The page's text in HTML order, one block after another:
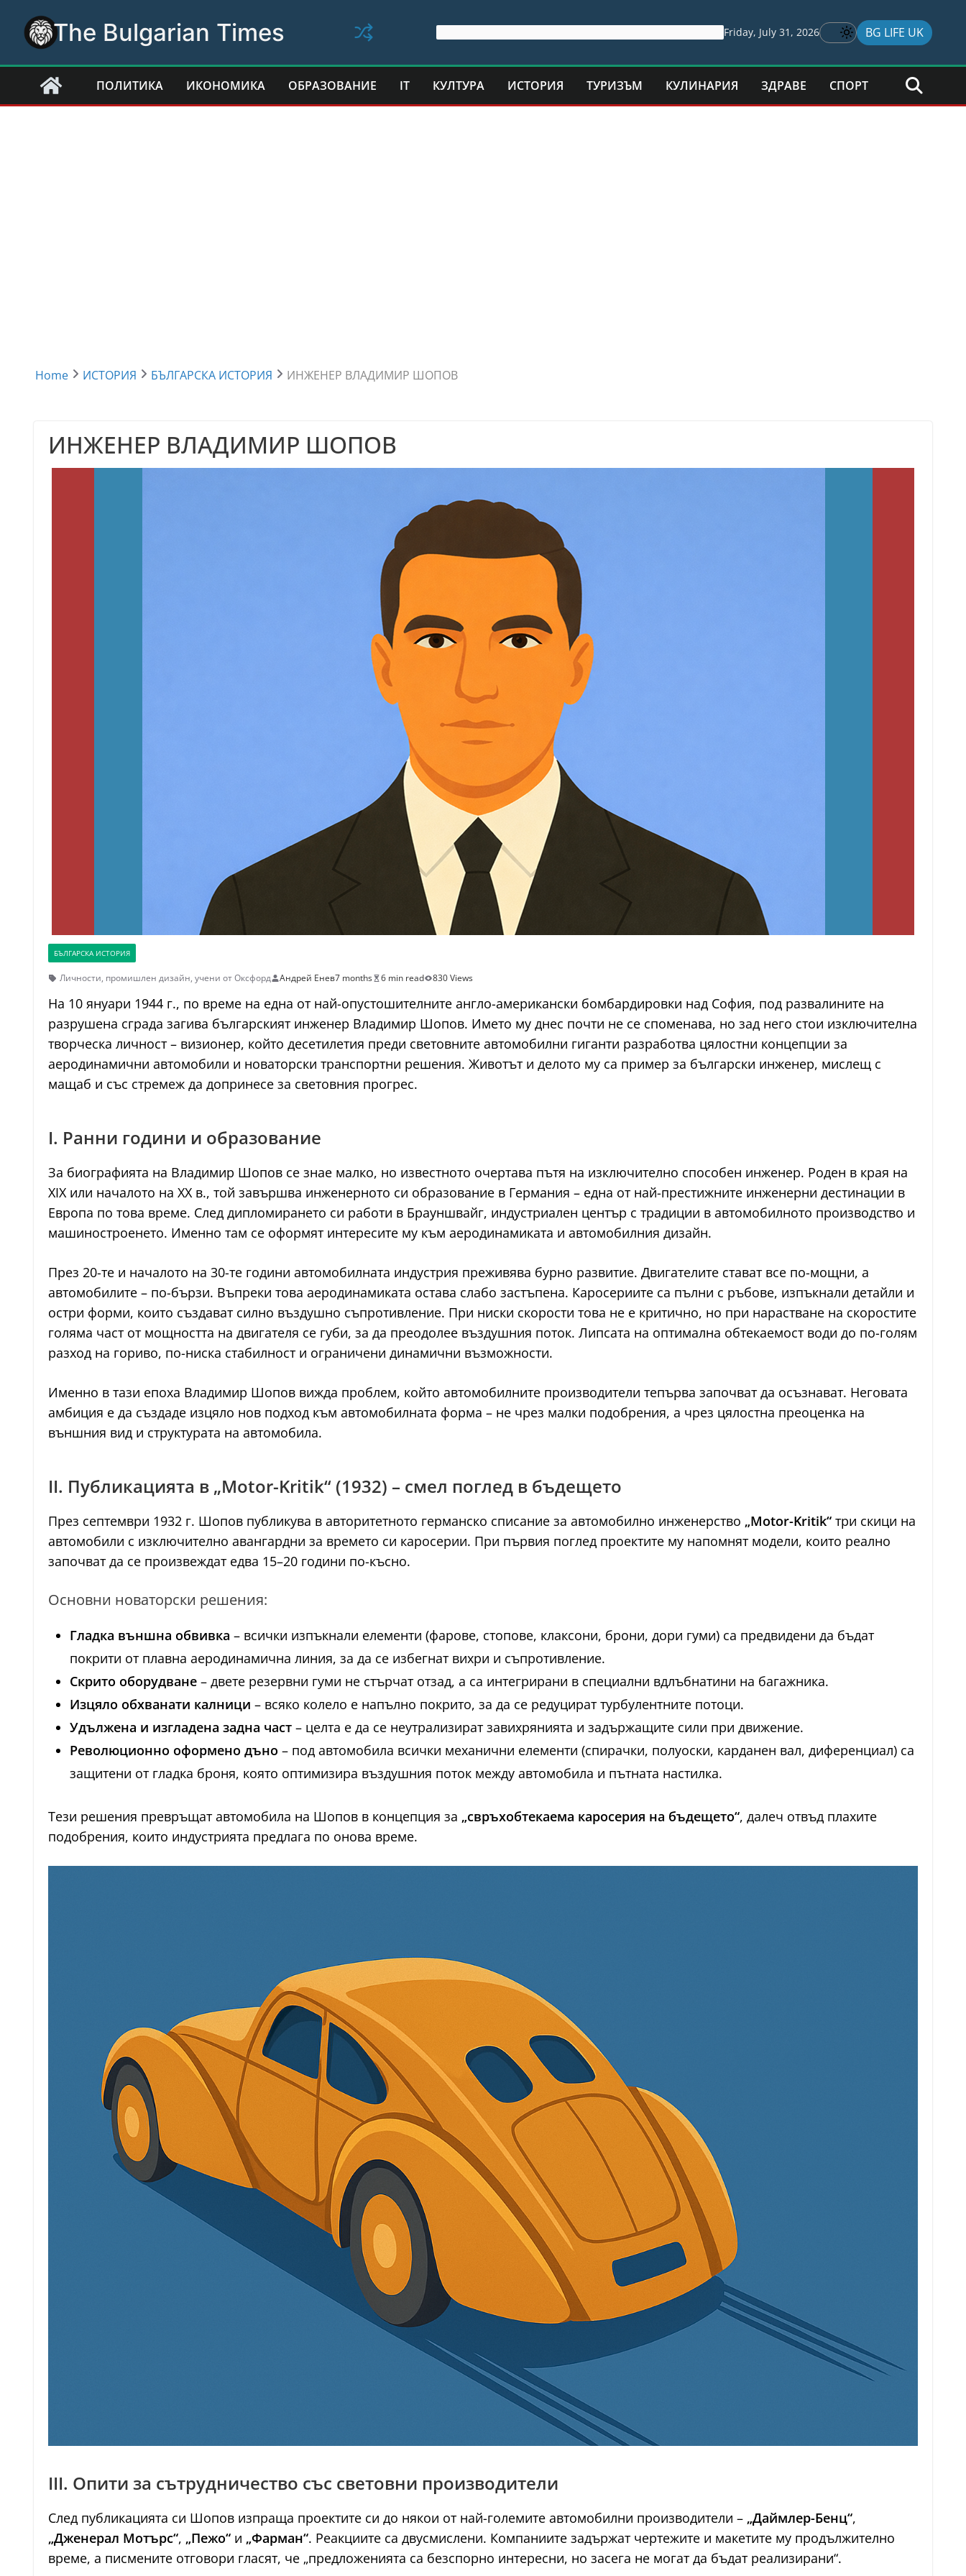
content
The Bulgarian Times Friday, July 31, 2026 BG LIFE UK
ПОЛИТИКА ИКОНОМИКА ОБРАЗОВАНИЕ IT КУЛТУРА ИСТОРИЯ ТУРИЗЪМ КУЛИНАРИЯ ЗДРАВЕ СПОРТ
Home ИСТОРИЯ БЪЛГАРСКА ИСТОРИЯ ИНЖЕНЕР ВЛАДИМИР ШОПОВ
ИНЖЕНЕР ВЛАДИМИР ШОПОВ
БЪЛГАРСКА ИСТОРИЯ
Личности, промишлен дизайн, учени от Оксфорд Андрей Енев7 months 6 min read 830 Views
На 10 януари 1944 г., по време на една от най-опустошителните англо-американски бомбардировки над София, под развалините на
разрушена сграда загива българският инженер Владимир Шопов. Името му днес почти не се споменава, но зад него стои изключителна
творческа личност – визионер, който десетилетия преди световните автомобилни гиганти разработва цялостни концепции за
аеродинамични автомобили и новаторски транспортни решения. Животът и делото му са пример за български инженер, мислещ с
мащаб и със стремеж да допринесе за световния прогрес.
I. Ранни години и образование
За биографията на Владимир Шопов се знае малко, но известното очертава пътя на изключително способен инженер. Роден в края на
XIX или началото на XX в., той завършва инженерното си образование в Германия – една от най-престижните инженерни дестинации в
Европа по това време. След дипломирането си работи в Брауншвайг, индустриален център с традиции в автомобилното производство и
машиностроенето. Именно там се оформят интересите му към аеродинамиката и автомобилния дизайн.
През 20-те и началото на 30-те години автомобилната индустрия преживява бурно развитие. Двигателите стават все по-мощни, а
автомобилите – по-бързи. Въпреки това аеродинамиката остава слабо застъпена. Каросериите са пълни с ръбове, изпъкнали детайли и
остри форми, които създават силно въздушно съпротивление. При ниски скорости това не е критично, но при нарастване на скоростите
голяма част от мощността на двигателя се губи, за да преодолее въздушния поток. Липсата на оптимална обтекаемост води до по-голям
разход на гориво, по-ниска стабилност и ограничени динамични възможности.
Именно в тази епоха Владимир Шопов вижда проблем, който автомобилните производители тепърва започват да осъзнават. Неговата
амбиция е да създаде изцяло нов подход към автомобилната форма – не чрез малки подобрения, а чрез цялостна преоценка на
външния вид и структурата на автомобила.
II. Публикацията в „Motor-Kritik“ (1932) – смел поглед в бъдещето
През септември 1932 г. Шопов публикува в авторитетното германско списание за автомобилно инженерство „Motor-Kritik“ три скици на
автомобили с изключително авангардни за времето си каросерии. При първия поглед проектите му напомнят модели, които реално
започват да се произвеждат едва 15–20 години по-късно.
Основни новаторски решения:
Гладка външна обвивка – всички изпъкнали елементи (фарове, стопове, клаксони, брони, дори гуми) са предвидени да бъдат
покрити от плавна аеродинамична линия, за да се избегнат вихри и съпротивление.
Скрито оборудване – двете резервни гуми не стърчат отзад, а са интегрирани в специални вдлъбнатини на багажника.
Изцяло обхванати калници – всяко колело е напълно покрито, за да се редуцират турбулентните потоци.
Удължена и изгладена задна част – целта е да се неутрализират завихрянията и задържащите сили при движение.
Революционно оформено дъно – под автомобила всички механични елементи (спирачки, полуоски, карданен вал, диференциал) са
защитени от гладка броня, която оптимизира въздушния поток между автомобила и пътната настилка.
Тези решения превръщат автомобила на Шопов в концепция за „свръхобтекаема каросерия на бъдещето“, далеч отвъд плахите
подобрения, които индустрията предлага по онова време.
III. Опити за сътрудничество със световни производители
След публикацията си Шопов изпраща проектите си до някои от най-големите автомобилни производители – „Даймлер-Бенц“,
„Дженерал Мотърс“, „Пежо“ и „Фарман“. Реакциите са двусмислени. Компаниите задържат чертежите и макетите му продължително
време, а писмените отговори гласят, че „предложенията са безспорно интересни, но засега не могат да бъдат реализирани“.